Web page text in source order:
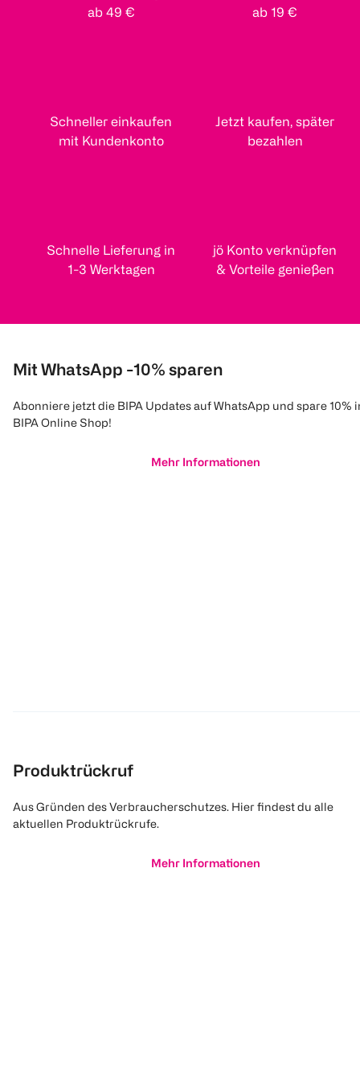
ab 49 €
ab 19 €
Schneller einkaufen
mit Kundenkonto
Jetzt kaufen, später
bezahlen
Schnelle Lieferung in
1-3 Werktagen
jö Konto verknüpfen
& Vorteile genießen
Mit WhatsApp -10% sparen
Abonniere jetzt die BIPA Updates auf WhatsApp und spare 10%
BIPA Online Shop!
Mehr Informationen
Produktrückruf
Aus Gründen des Verbraucherschutzes. Hier findest du alle
aktuellen Produktrückrufe.
Mehr Informationen